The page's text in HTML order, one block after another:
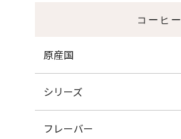
コーヒー
原産国
シリーズ
フレーバー